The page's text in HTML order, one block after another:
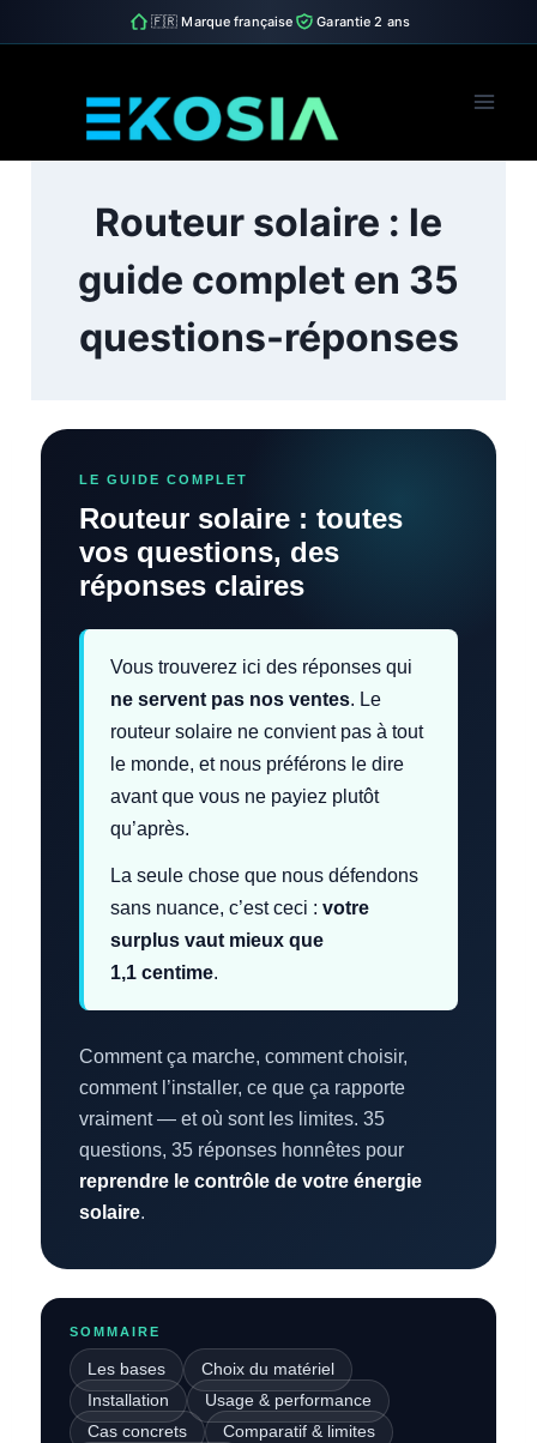
🇫🇷 Marque française Garantie 2 ans
Routeur solaire : le
guide complet en 35
questions-réponses
LE GUIDE COMPLET
Routeur solaire : toutes
vos questions, des
réponses claires
Vous trouverez ici des réponses qui
ne servent pas nos ventes. Le
routeur solaire ne convient pas à tout
le monde, et nous préférons le dire
avant que vous ne payiez plutôt
qu’après.
La seule chose que nous défendons
sans nuance, c’est ceci :votre
surplus vaut mieux que
1,1 centime.
Comment ça marche, comment choisir,
comment l’installer, ce que ça rapporte
vraiment — et où sont les limites. 35
questions, 35 réponses honnêtes pour
reprendre le contrôle de votre énergie
solaire.
SOMMAIRE
Les bases
Choix du matériel
Installation
Usage & performance
Cas concrets
Comparatif & limites